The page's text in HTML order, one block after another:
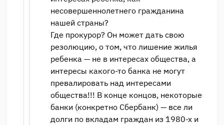
несовершеннолетнего гражданина
нашей страны?
Где прокурор? Он может дать свою
резолюцию, о том, что лишение жилья
ребенка — не в интересах общества, а
интересы какого-то банка не могут
превалировать над интересами
общества!!! В конце концов, некоторые
банки (конкретно Сбербанк) — все ли
долги по вкладам граждан из 1980-х и